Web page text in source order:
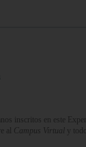
inscritos en este
al Campus Virtual y